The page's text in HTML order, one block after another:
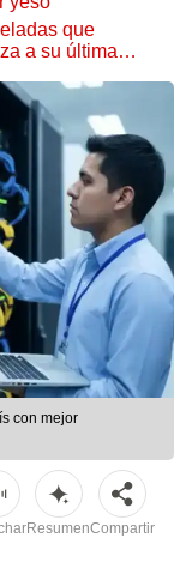
que
a su última
con mejor
ResumenCompartir